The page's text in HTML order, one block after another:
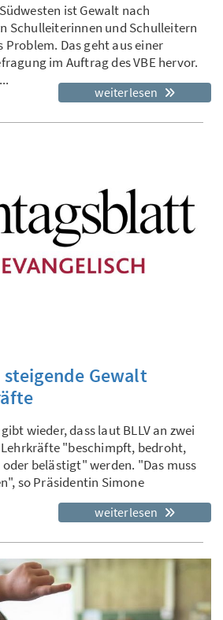
ist Gewalt nach
Schulleiterinnen und Schulleitern
Das geht aus einer
im Auftrag des VBE hervor.
weiterlesen
steigende Gewalt
wieder, dass laut BLLV an zwei
"beschimpft, bedroht,
belästigt" werden. "Das muss
so Präsidentin Simone
weiterlesen